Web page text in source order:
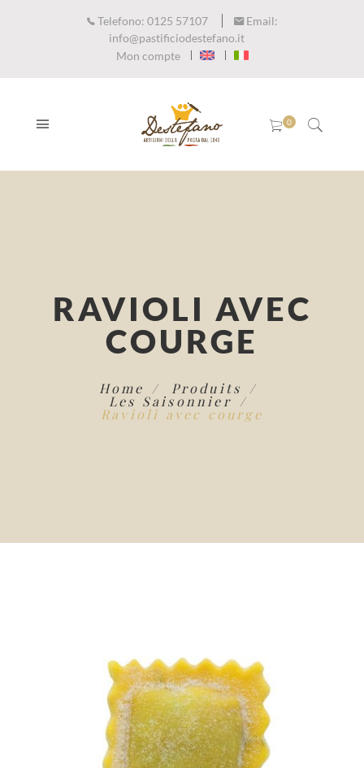
Telefono: 0125 57107
Email:
info@pastificiodestefano.it
Mon compte
RAVIOLI AVEC
COURGE
Home Produits
Les Saisonnier
Ravioli avec courge